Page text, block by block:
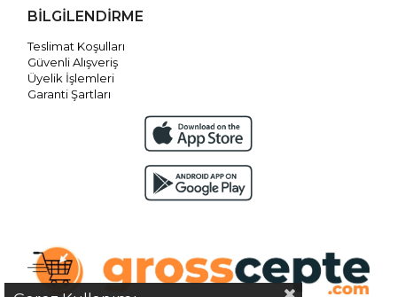
BİLGİLENDİRME
Teslimat Koşulları
Güvenli Alışveriş
Üyelik İşlemleri
Garanti Şartları